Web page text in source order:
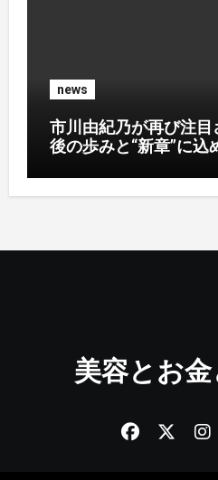
news
市川由紀乃が再び注
後の歩みと“新章”に込
美容とお